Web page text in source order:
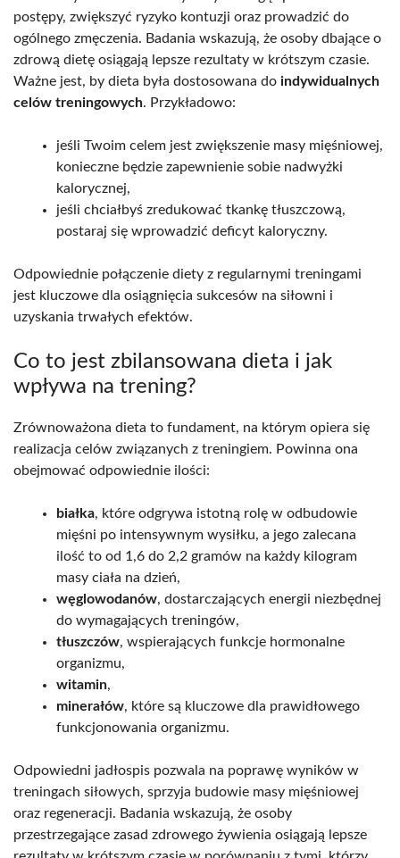
postępy, zwiększyć ryzyko kontuzji oraz prowadzić do
ogólnego zmęczenia. Badania wskazują, że osoby dbające o
zdrową dietę osiągają lepsze rezultaty w krótszym czasie.
Ważne jest, by dieta była dostosowana do indywidualnych
celów treningowych. Przykładowo:
jeśli Twoim celem jest zwiększenie masy mięśniowej,
konieczne będzie zapewnienie sobie nadwyżki
kalorycznej,
jeśli chciałbyś zredukować tkankę tłuszczową,
postaraj się wprowadzić deficyt kaloryczny.
Odpowiednie połączenie diety z regularnymi treningami
jest kluczowe dla osiągnięcia sukcesów na siłowni i
uzyskania trwałych efektów.
Co to jest zbilansowana dieta i jak
wpływa na trening?
Zrównoważona dieta to fundament, na którym opiera się
realizacja celów związanych z treningiem. Powinna ona
obejmować odpowiednie ilości:
białka, które odgrywa istotną rolę w odbudowie
mięśni po intensywnym wysiłku, a jego zalecana
ilość to od 1,6 do 2,2 gramów na każdy kilogram
masy ciała na dzień,
węglowodanów, dostarczających energii niezbędnej
do wymagających treningów,
tłuszczów, wspierających funkcje hormonalne
organizmu,
witamin,
minerałów, które są kluczowe dla prawidłowego
funkcjonowania organizmu.
Odpowiedni jadłospis pozwala na poprawę wyników w
treningach siłowych, sprzyja budowie masy mięśniowej
oraz regeneracji. Badania wskazują, że osoby
przestrzegające zasad zdrowego żywienia osiągają lepsze